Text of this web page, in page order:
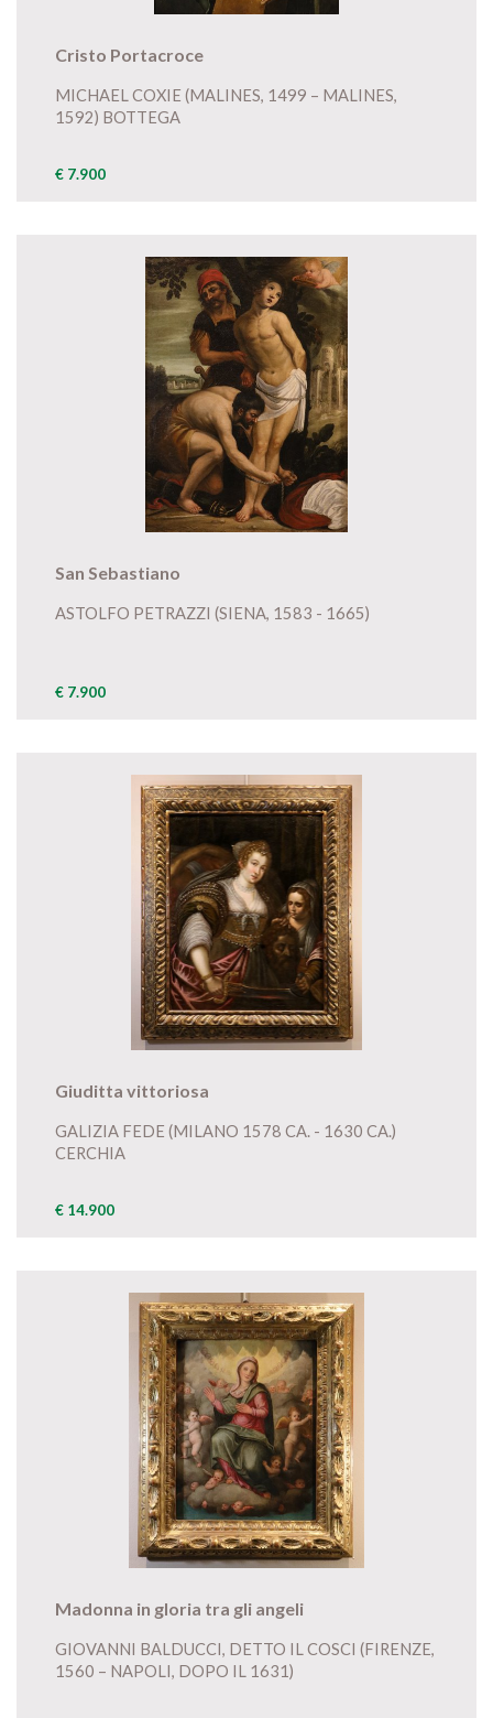
Cristo Portacroce
MICHAEL COXIE (MALINES, 1499 – MALINES,
1592) BOTTEGA
€ 7.900
San Sebastiano
ASTOLFO PETRAZZI (SIENA, 1583 - 1665)
€ 7.900
Giuditta vittoriosa
GALIZIA FEDE (MILANO 1578 CA. - 1630 CA.)
CERCHIA
€ 14.900
Madonna in gloria tra gli angeli
GIOVANNI BALDUCCI, DETTO IL COSCI (FIRENZE,
1560 – NAPOLI, DOPO IL 1631)